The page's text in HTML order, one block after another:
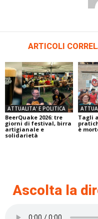
ARTICOLI
ATTUALITA' E POLITICA
BeerQuake 2026: tre
giorni di festival, birra
artigianale e
solidarietà
Tagli
è
Ascolta la